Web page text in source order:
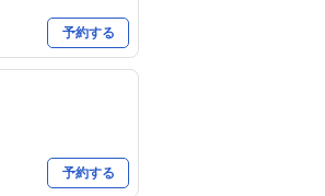
予約する
予約する